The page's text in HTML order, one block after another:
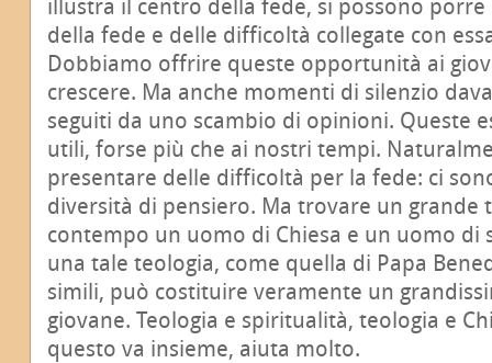
illustra il centro della fede, si possono
della fede e delle difficoltà collegate con
Dobbiamo offrire queste opportunità ai
crescere. Ma anche momenti di silenzio
seguiti da uno scambio di opinioni. Queste
utili, forse più che ai nostri tempi.
presentare delle difficoltà per la fede: ci
diversità di pensiero. Ma trovare un grande
contempo un uomo di Chiesa e un uomo di
una tale teologia, come quella di Papa
simili, può costituire veramente un
giovane. Teologia e spiritualità, teologia e
questo va insieme, aiuta molto.